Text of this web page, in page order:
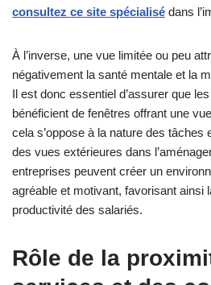
consultez ce site spécialisé dans
À l’inverse, une vue limitée ou peu
négativement la santé mentale et la
Il est donc essentiel d’assurer que
bénéficient de fenêtres offrant une
cela s’oppose à la nature des tâches
des vues extérieures dans
entreprises peuvent créer un
agréable et motivant, favorisant ainsi
productivité des salariés.
Rôle de la